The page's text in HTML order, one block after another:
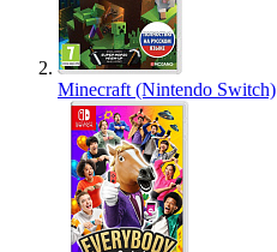
Minecraft (Nintendo Switch)